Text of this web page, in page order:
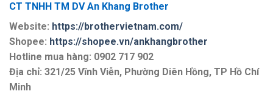
CT TNHH TM DV An Khang Brother
Website: https://brothervietnam.com/
Shopee: https://shopee.vn/ankhangbrother
Hotline mua hàng: 0902 717 902
Địa chỉ: 321/25 Vĩnh Viễn, Phường Diên Hồng, TP Hồ Chí
Minh